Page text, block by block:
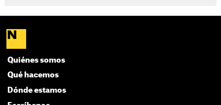
Quiénes somos
Qué hacemos
Dónde estamos